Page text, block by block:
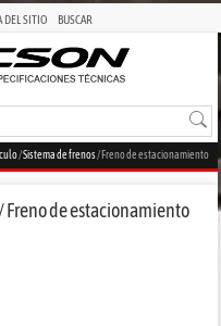
DEL SITIO BUSCAR
/Sistema de frenos/ Freno de estacionamiento
Freno de estacionamiento